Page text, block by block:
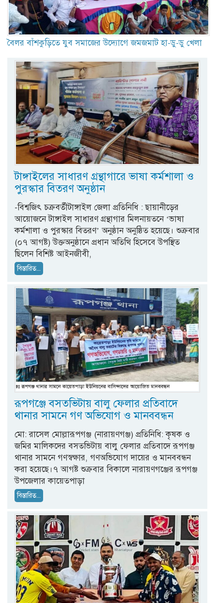
বৈলর বাঁশকুড়িতে যুব সমাজের উদ্যোগে জমজমাট হা-ডু-ডু খেলা
টাঙ্গাইলের সাধারণ গ্রন্থাগারে ভাষা কর্মশালা ও
পুরস্কার বিতরণ অনুষ্ঠান
-বিশ্বজিৎ চক্রবর্তীটাঙ্গাইল জেলা প্রতিনিধি : ছায়ানীড়ের
আয়োজনে টাঙ্গাইল সাধারণ গ্রন্থাগার মিলনায়তনে ‘ভাষা
কর্মশালা ও পুরস্কার বিতরণ’ অনুষ্ঠান অনুষ্ঠিত হয়েছে। শুক্রবার
(০৭ আগষ্ট) উক্তঅনুষ্ঠানে প্রধান অতিথি হিসেবে উপস্থিত
ছিলেন বিশিষ্ট আইনজীবী,
বিস্তারিত...
রূপগঞ্জে বসতভিটায় বালু ফেলার প্রতিবাদে
থানার সামনে গণ অভিযোগ ও মানববন্ধন
মো: রাসেল মোল্লারূপগঞ্জ (নারায়ণগঞ্জ) প্রতিনিধি: কৃষক ও
জমির মালিকদের বসতভিটায় বালু ফেলার প্রতিবাদে রূপগঞ্জ
থানার সামনে গণস্বক্ষার, গণঅভিযোগ দায়ের ও মানববন্ধন
করা হয়েছে।৭ আগষ্ট শুক্রবার বিকালে নারায়ণগঞ্জের রূপগঞ্জ
উপজেলার কায়েতপাড়া
বিস্তারিত...